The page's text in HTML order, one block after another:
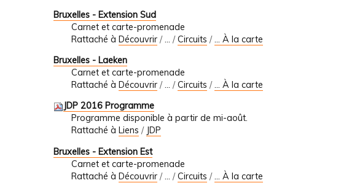
Bruxelles - Extension Sud
Carnet et carte-promenade
Rattaché à Découvrir / /Circuits /
... À la carte
Bruxelles - Laeken
Carnet et carte-promenade
Rattaché à Découvrir /… /Circuits /... À la carte
JDP 2016 Programme
Programme disponible à partir de mi-août.
Rattaché à Liens / JDP
Bruxelles - Extension Est
Carnet et carte-promenade
Rattaché à Découvrir /… /Circuits /... À la carte